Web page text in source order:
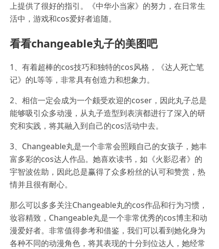
上提供了很好的指引。《中华小当家》的努力，在日常生
活中，游戏和cos爱好者追随。
看看changeable丸子的美图吧
1、有着超棒的cos技巧和独特的cos风格，《达人死亡笔
记》的L等等，非常具有创造力和想象力。
2、相信一定会成为一个颇受欢迎的coser，因此丸子总是
能够吸引众多动漫，从丸子造型到表演都进行了深入的研
究和实践，将其融入到自己的cos活动中去。
3、Changeable丸是一个非常会照顾自己的女孩子，她丰
富多彩的cos达人作品。她喜欢读书，如《火影忍者》的
宇智波佐助，因此总是赢得了众多粉丝的认可和赞赏，热
情并且很有耐心。
那么可以多多关注Changeable丸的cos作品和行为习惯，
妆容精致，Changeable丸是一个非常优秀的cos博主和动
漫爱好者。非常值得参考和借鉴，我们可以看到她化身为
各种不同的动漫角色，将其表现的十分到位达人，她经常